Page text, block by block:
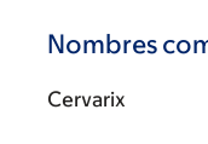
Nombres
Cervarix